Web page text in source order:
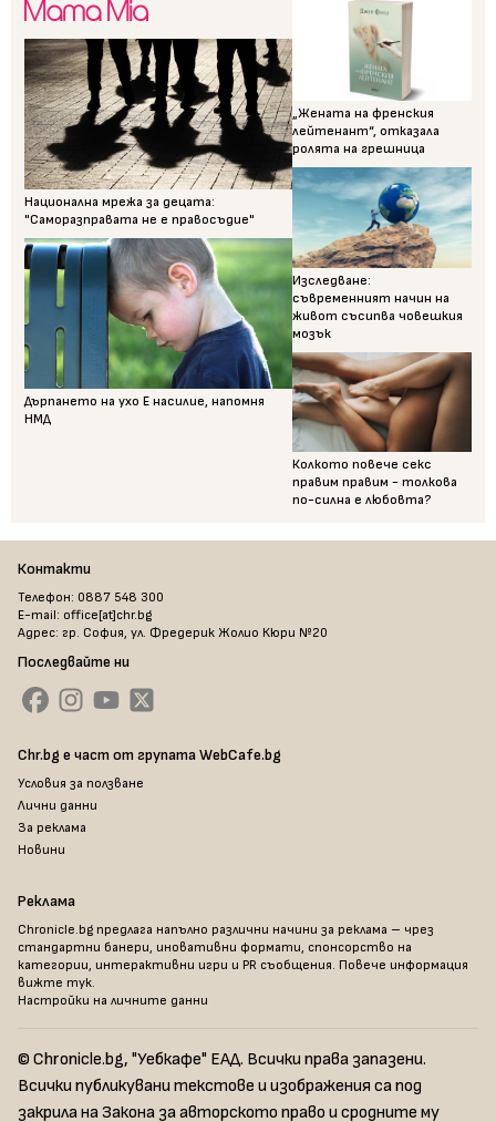
Национална мрежа за децата:
"Саморазправата не е правосъдие"
Дърпането на ухо Е насилие, напомня
НМД
„Жената на френския
лейтенант“, отказала
ролята на грешница
Изследване:
съвременният начин на
живот съсипва човешкия
мозък
Колкото повече секс
правим правим - толкова
по-силна е любовта?
Контакти
Телефон: 0887 548 300
E-mail: office[at]chr.bg
Адрес: гр. София, ул. Фредерик Жолио Кюри №20
Последвайте ни
Chr.bg е част от групата WebCafe.bg
Условия за ползване
Лични данни
За реклама
Новини
Реклама
Chronicle.bg предлага напълно различни начини за реклама – чрез
стандартни банери, иновативни формати, спонсорство на
категории, интерактивни игри и PR съобщения. Повече информация
вижте тук.
Настройки на личните данни
© Chronicle.bg, "Уебкафе" ЕАД. Всички права запазени.
Всички публикувани текстове и изображения са под
закрила на Закона за авторското право и сродните му